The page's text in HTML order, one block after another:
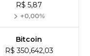
R$ 5,87
+0,00%
Bitcoin
R$ 350,642,03